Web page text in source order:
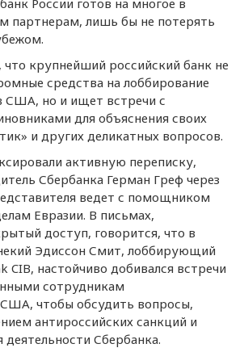
партнерам, лишь бы не потерять
крупнейший российский банк не
средства на лоббирование
США, но и ищет встречи с
для объяснения своих
и других деликатных вопросов.
активную переписку,
Сбербанка Герман Греф через
ведет с помощником
Евразии. В письмах,
доступ, говорится, что в
Эдиссон Смит, лоббирующий
CIB, настойчиво добивался встречи
сотрудникам
чтобы обсудить вопросы,
антироссийских санкций и
Сбербанка.